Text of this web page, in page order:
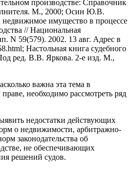
производстве: Справочник
М., 2000; Осин Ю.В.
имущество в процессе
// Национальная
N 59(579). 2002. 13 авг. Адрес в
Настольная книга судебного
ред. В.В. Яркова. 2-е изд. М.,
важна эта тема в
необходимо рассмотреть ряд
недостатки действующих
о недвижимости, арбитражно-
законодательства об
не обеспечивающих
решений судов.